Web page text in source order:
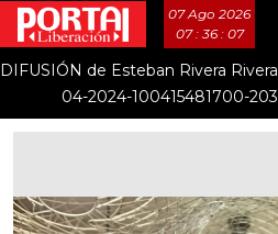
07 Ago 2026
07 : 36 : 08
DIFUSIÓN de Esteban Rivera Rivera
04-2024-100415481700-203